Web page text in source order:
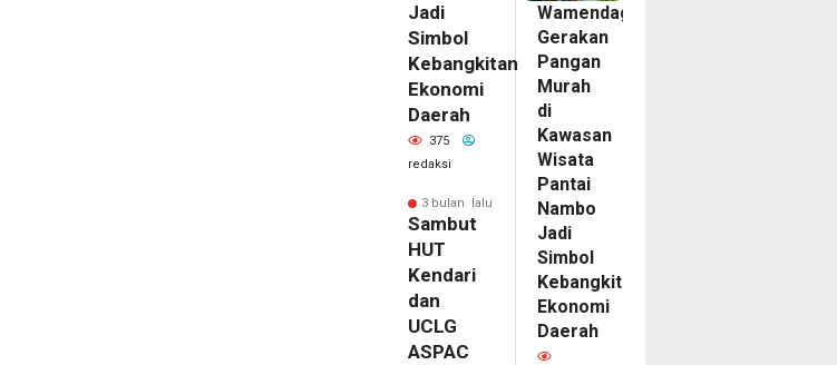
Jadi
Simbol
Kebangkitan
Ekonomi
Daerah
375
redaksi
3 bulan lalu
Sambut
HUT
Kendari
dan
UCLG
ASPAC
Wamendagri,
Gerakan
Pangan
Murah
di
Kawasan
Wisata
Pantai
Nambo
Jadi
Simbol
Kebangkitan
Ekonomi
Daerah